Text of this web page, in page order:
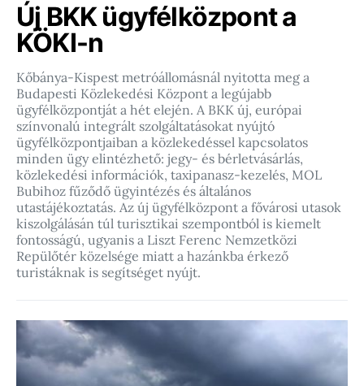
Új BKK ügyfélközpont a
KÖKI-n
Kőbánya-Kispest metróállomásnál nyitotta meg a
Budapesti Közlekedési Központ a legújabb
ügyfélközpontját a hét elején. A BKK új, európai
színvonalú integrált szolgáltatásokat nyújtó
ügyfélközpontjaiban a közlekedéssel kapcsolatos
minden ügy elintézhető: jegy- és bérletvásárlás,
közlekedési információk, taxipanasz-kezelés, MOL
Bubihoz fűződő ügyintézés és általános
utastájékoztatás. Az új ügyfélközpont a fővárosi utasok
kiszolgálásán túl turisztikai szempontból is kiemelt
fontosságú, ugyanis a Liszt Ferenc Nemzetközi
Repülőtér közelsége miatt a hazánkba érkező
turistáknak is segítséget nyújt.